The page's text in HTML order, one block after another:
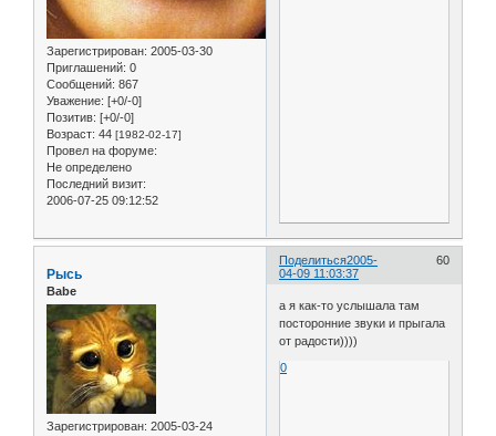
Зарегистрирован: 2005-03-30
Приглашений: 0
Сообщений: 867
Уважение: [+0/-0]
Позитив: [+0/-0]
Возраст: 44 [1982-02-17]
Провел на форуме:
Не определено
Последний визит:
2006-07-25 09:12:52
Поделиться 60
2005-
04-09 11:03:37
Рысь
Babe
Зарегистрирован: 2005-03-24
а я как-то услышала там
посторонние звуки и прыгала
от радости))))
0